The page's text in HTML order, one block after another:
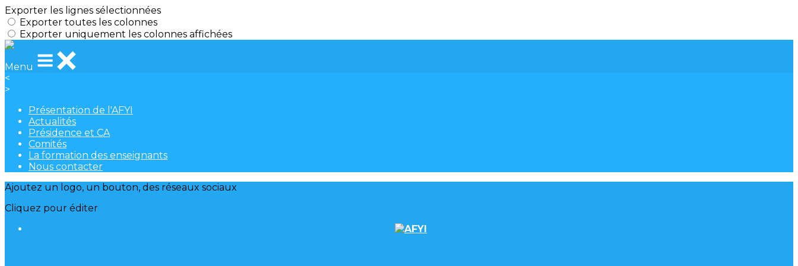
Exporter les lignes sélectionnées
Exporter toutes les colonnes
Exporter uniquement les colonnes affichées
Menu
<
>
Présentation de l'AFYI
Actualités
Présidence et CA
Comités
La formation des enseignants
Nous contacter
Ajoutez un logo, un bouton, des réseaux sociaux
Cliquez pour éditer